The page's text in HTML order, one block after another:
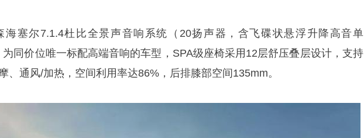
海塞尔7.1.4杜比全景声音响系统（20扬声器，含飞碟状悬浮升降高音单
为同价位唯一标配高端音响的车型，SPA级座椅采用12层舒压叠层设计，支持
、通风/加热，空间利用率达86%，后排膝部空间135mm。